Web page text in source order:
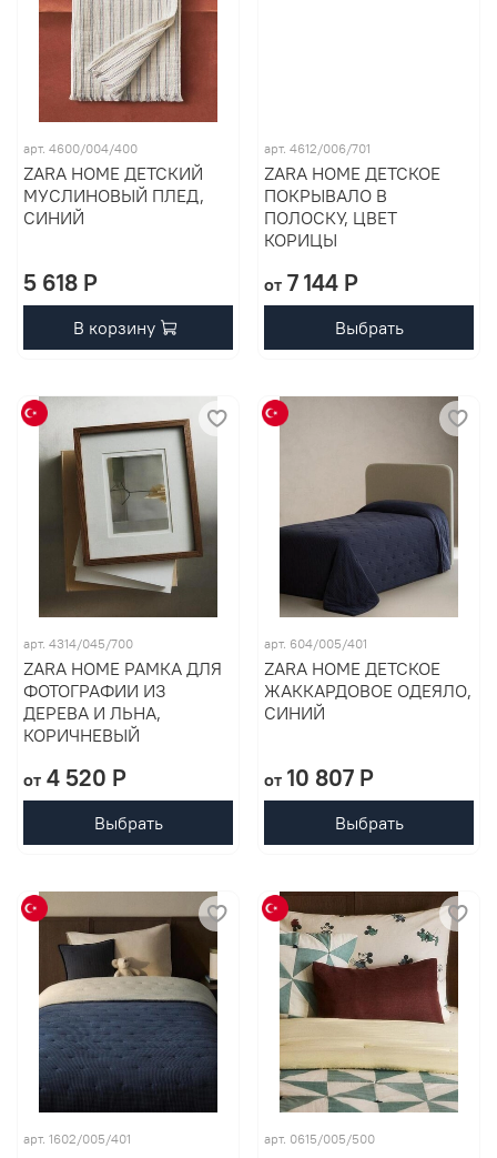
арт. 4600/004/400
ZARA HOME ДЕТСКИЙ
МУСЛИНОВЫЙ ПЛЕД,
СИНИЙ
5 618 P
В корзину
арт. 4612/006/701
ZARA HOME ДЕТСКОЕ
ПОКРЫВАЛО В
ПОЛОСКУ, ЦВЕТ
КОРИЦЫ
от7 144 P
Выбрать
арт. 4314/045/700
ZARA HOME РАМКА ДЛЯ
ФОТОГРАФИИ ИЗ
ДЕРЕВА И ЛЬНА,
КОРИЧНЕВЫЙ
от4 520 P
Выбрать
арт. 604/005/401
ZARA HOME ДЕТСКОЕ
ЖАККАРДОВОЕ ОДЕЯЛО,
СИНИЙ
от10 807 P
Выбрать
арт. 1602/005/401 арт. 0615/005/500